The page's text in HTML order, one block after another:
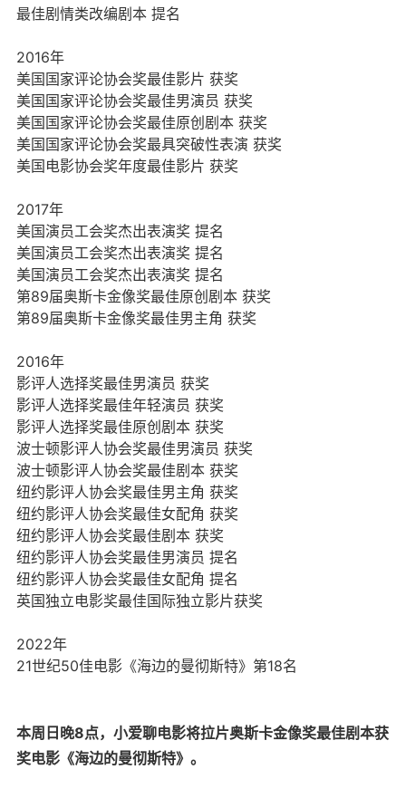
最佳剧情类改编剧本 提名
2016年
美国国家评论协会奖最佳影片 获奖
美国国家评论协会奖最佳男演员 获奖
美国国家评论协会奖最佳原创剧本 获奖
美国国家评论协会奖最具突破性表演 获奖
美国电影协会奖年度最佳影片 获奖
2017年
美国演员工会奖杰出表演奖 提名
美国演员工会奖杰出表演奖 提名
美国演员工会奖杰出表演奖 提名
第89届奥斯卡金像奖最佳原创剧本 获奖
第89届奥斯卡金像奖最佳男主角 获奖
2016年
影评人选择奖最佳男演员 获奖
影评人选择奖最佳年轻演员 获奖
影评人选择奖最佳原创剧本 获奖
波士顿影评人协会奖最佳男演员 获奖
波士顿影评人协会奖最佳剧本 获奖
纽约影评人协会奖最佳男主角 获奖
纽约影评人协会奖最佳女配角 获奖
纽约影评人协会奖最佳剧本 获奖
纽约影评人协会奖最佳男演员 提名
纽约影评人协会奖最佳女配角 提名
英国独立电影奖最佳国际独立影片获奖
2022年
21世纪50佳电影《海边的曼彻斯特》第18名
本周日晚8点，小爱聊电影将拉片奥斯卡金像奖最佳剧本获
奖电影《海边的曼彻斯特》。